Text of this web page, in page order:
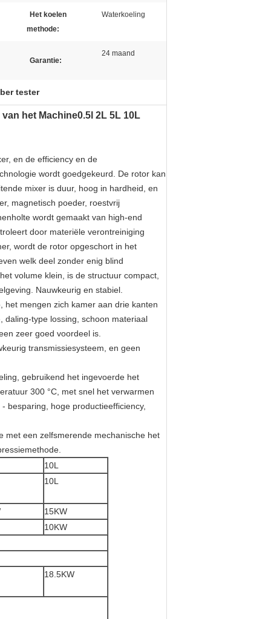
Het koelen
methode:
Waterkoeling
Garantie:
24 maand
tester
het Machine0.5l 2L 5L 10L
en de efficiency en de
wordt goedgekeurd. De rotor kan
mixer is duur, hoog in hardheid, en
magnetisch poeder, roestvrij
wordt gemaakt van high-end
door materiële verontreiniging
wordt de rotor opgeschort in het
welk deel zonder enig blind
volume klein, is de structuur compact,
Nauwkeurig en stabiel.
het mengen zich kamer aan drie kanten
daling-type lossing, schoon materiaal
zeer goed voordeel is.
transmissiesysteem, en geen
gebruikend het ingevoerde het
300 °C, met snel het verwarmen
besparing, hoge productieefficiency,
een zelfsmerende mechanische het
10L
10L
15KW
10KW
18.5KW